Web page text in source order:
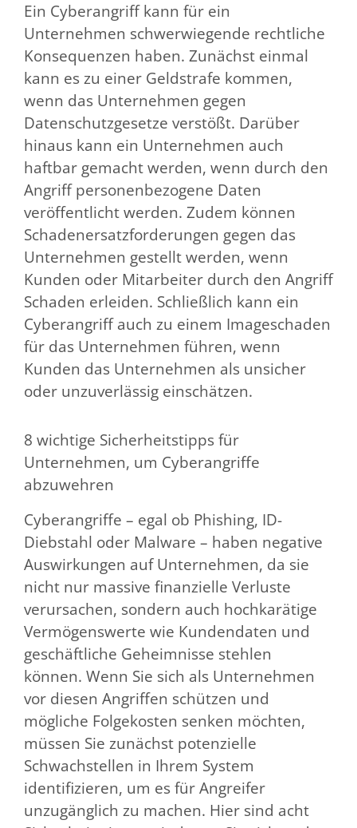
Ein Cyberangriff kann für ein
Unternehmen schwerwiegende rechtliche
Konsequenzen haben. Zunächst einmal
kann es zu einer Geldstrafe kommen,
wenn das Unternehmen gegen
Datenschutzgesetze verstößt. Darüber
hinaus kann ein Unternehmen auch
haftbar gemacht werden, wenn durch den
Angriff personenbezogene Daten
veröffentlicht werden. Zudem können
Schadenersatzforderungen gegen das
Unternehmen gestellt werden, wenn
Kunden oder Mitarbeiter durch den Angriff
Schaden erleiden. Schließlich kann ein
Cyberangriff auch zu einem Imageschaden
für das Unternehmen führen, wenn
Kunden das Unternehmen als unsicher
oder unzuverlässig einschätzen.
8 wichtige Sicherheitstipps für
Unternehmen, um Cyberangriffe
abzuwehren
Cyberangriffe – egal ob Phishing, ID-
Diebstahl oder Malware – haben negative
Auswirkungen auf Unternehmen, da sie
nicht nur massive finanzielle Verluste
verursachen, sondern auch hochkarätige
Vermögenswerte wie Kundendaten und
geschäftliche Geheimnisse stehlen
können. Wenn Sie sich als Unternehmen
vor diesen Angriffen schützen und
mögliche Folgekosten senken möchten,
müssen Sie zunächst potenzielle
Schwachstellen in Ihrem System
identifizieren, um es für Angreifer
unzugänglich zu machen. Hier sind acht